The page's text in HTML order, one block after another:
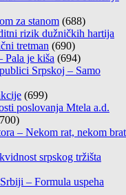
za stanom (688)
rizik dužničkih hartija
tretman (690)
Pala je kiša (694)
Srpskoj – Samo
(699)
poslovanja Mtela a.d.
– Nekom rat, nekom brat
srpskog tržišta
– Formula uspeha